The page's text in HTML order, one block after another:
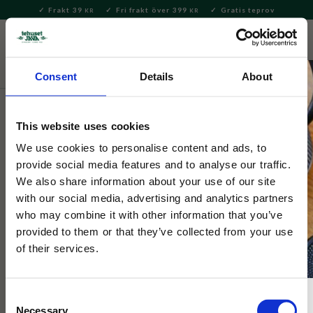
Consent Details About
This website uses cookies
We use cookies to personalise content and ads, to
provide social media features and to analyse our traffic.
We also share information about your use of our site
with our social media, advertising and analytics partners
who may combine it with other information that you’ve
provided to them or that they’ve collected from your use
of their services.
Necessary
Meny
Frakt 39 KR Fri frakt över 399 KR Gratis teprov
Hem & Inredningsdetaljer
Nyckelring Muminhuset
Nyckelring med muminhuset från Mumindalen.